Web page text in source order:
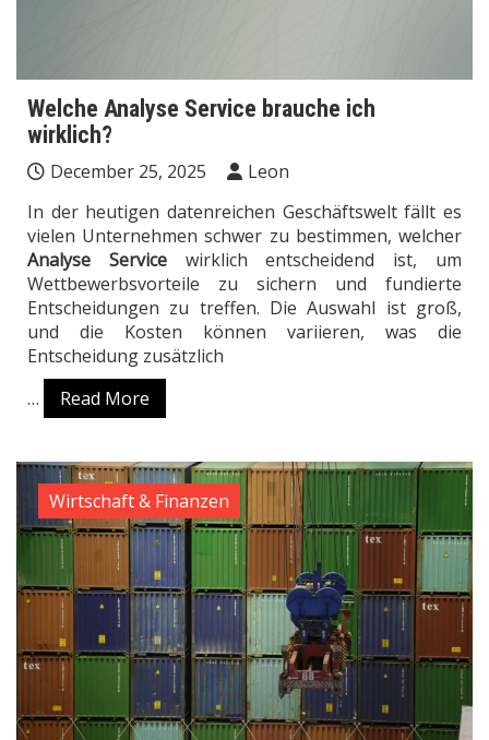
Welche Analyse Service brauche ich
wirklich?
December 25, 2025
Leon
In der heutigen datenreichen Geschäftswelt fällt es
vielen Unternehmen schwer zu bestimmen, welcher
Analyse Servicewirklich entscheidend ist, um
Wettbewerbsvorteile zu sichern und fundierte
Entscheidungen zu treffen. Die Auswahl ist groß,
und die Kosten können variieren, was die
Entscheidung zusätzlich
…
Read More
Wirtschaft & Finanzen